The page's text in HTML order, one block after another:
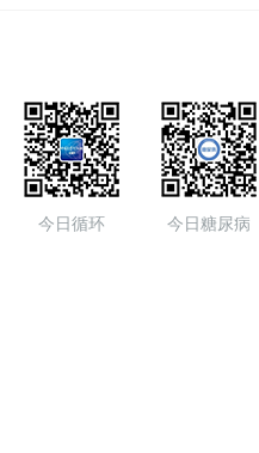
今日循环 今日糖尿病